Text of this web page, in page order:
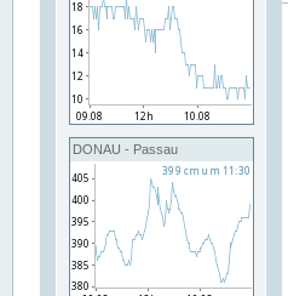
DONAU - Passau